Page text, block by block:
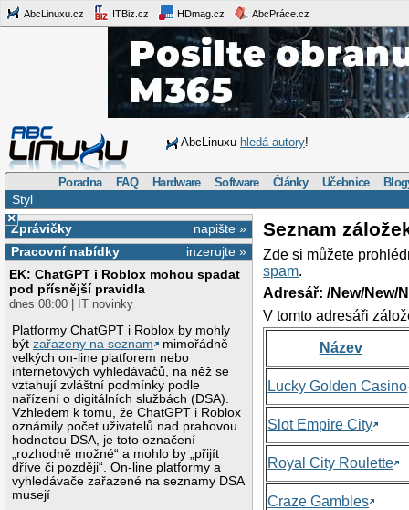
AbcLinuxu.cz ITBiz.cz HDmag.cz AbcPráce.cz
AbcLinuxu hledá autory!
Poradna FAQ Hardware Software Články Učebnice
Styl
×
napište »
Zprávičky
inzerujte »
Pracovní nabídky
EK: ChatGPT i Roblox mohou spadat
pod přísnější pravidla
dnes 08:00 | IT novinky
Platformy ChatGPT i Roblox by mohly
býtzařazeny na seznam
mimořádně
velkých on-line platforem nebo
internetových vyhledávačů, na něž se
vztahují zvláštní podmínky podle
nařízení o digitálních službách (DSA).
Vzhledem k tomu, že ChatGPT i Roblox
oznámily počet uživatelů nad prahovou
hodnotou DSA, je toto označení
„rozhodně možné“ a mohlo by „přijít
dříve či později“. On-line platformy a
vyhledávače zařazené na seznamy DSA
musejí
Seznam
Zde si můžete
spam.
Adresář: /New/New/
V tomto adresáři
Název
Lucky Golden Casino
Slot Empire City
Royal City Roulette
Craze Gambles